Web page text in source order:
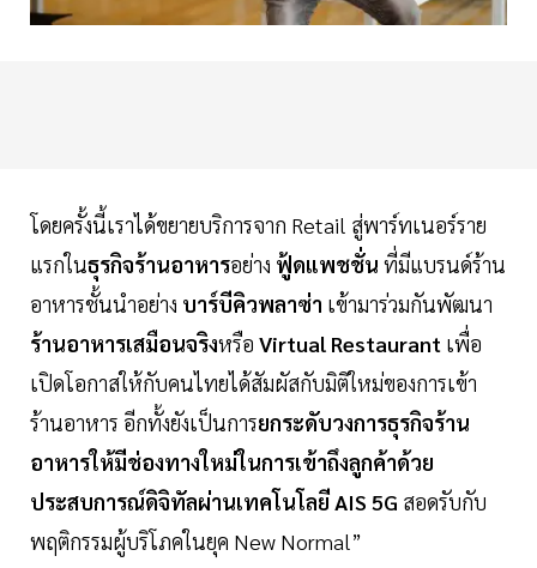
โดยครั้งนี้เราได้ขยายบริการจาก Retail สู่พาร์ทเนอร์ราย
แรกในธุรกิจร้านอาหารอย่าง ฟู้ดแพชชั่น ที่มีแบรนด์ร้าน
อาหารชั้นนำอย่าง บาร์บีคิวพลาซ่า เข้ามาร่วมกันพัฒนา
ร้านอาหารเสมือนจริงหรือ Virtual Restaurant เพื่อ
เปิดโอกาสให้กับคนไทยได้สัมผัสกับมิติใหม่ของการเข้า
ร้านอาหาร อีกทั้งยังเป็นการยกระดับวงการธุรกิจร้าน
อาหารให้มีช่องทางใหม่ในการเข้าถึงลูกค้าด้วย
ประสบการณ์ดิจิทัลผ่านเทคโนโลยี AIS 5G สอดรับกับ
พฤติกรรมผู้บริโภคในยุค New Normal”